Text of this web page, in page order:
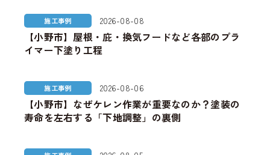
施工事例 2026-08-08
【小野市】屋根・庇・換気フードなど各部のプラ
イマー下塗り工程
施工事例 2026-08-06
【小野市】なぜケレン作業が重要なのか？塗装の
寿命を左右する「下地調整」の裏側